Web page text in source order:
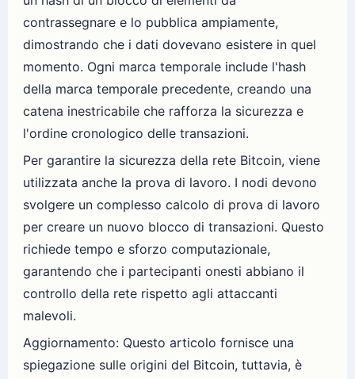
contrassegnare e lo pubblica ampiamente,
dimostrando che i dati dovevano esistere in quel
momento. Ogni marca temporale include l'hash
della marca temporale precedente, creando una
catena inestricabile che rafforza la sicurezza e
l'ordine cronologico delle transazioni.
Per garantire la sicurezza della rete Bitcoin, viene
utilizzata anche la prova di lavoro. I nodi devono
svolgere un complesso calcolo di prova di lavoro
per creare un nuovo blocco di transazioni. Questo
richiede tempo e sforzo computazionale,
garantendo che i partecipanti onesti abbiano il
controllo della rete rispetto agli attaccanti
malevoli.
Aggiornamento: Questo articolo fornisce una
spiegazione sulle origini del Bitcoin, tuttavia, è